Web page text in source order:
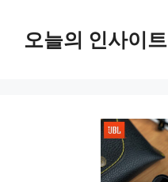
오늘의 인사이트